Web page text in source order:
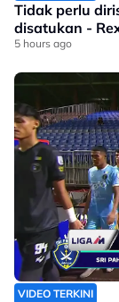
Tidak perlu
disatukan -
5 hours ago
VIDEO TERKINI